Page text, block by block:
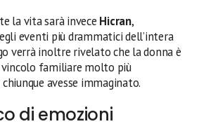
la vita sarà invece Hicran,
eventi più drammatici dell’intera
verrà inoltre rivelato che la donna è
vincolo familiare molto più
avesse immaginato.
di emozioni